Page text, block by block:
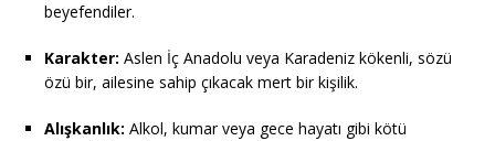
beyefendiler.
Karakter: Aslen İç Anadolu veya Karadeniz kökenli, sözü
özü bir, ailesine sahip çıkacak mert bir kişilik.
Alışkanlık: Alkol, kumar veya gece hayatı gibi kötü